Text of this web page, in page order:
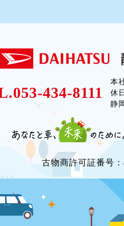
434-8111
本
休
静
古物商許可証番号